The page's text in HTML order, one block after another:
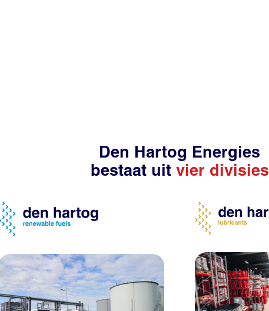
Den Hartog Energies
bestaat uit vier divisies